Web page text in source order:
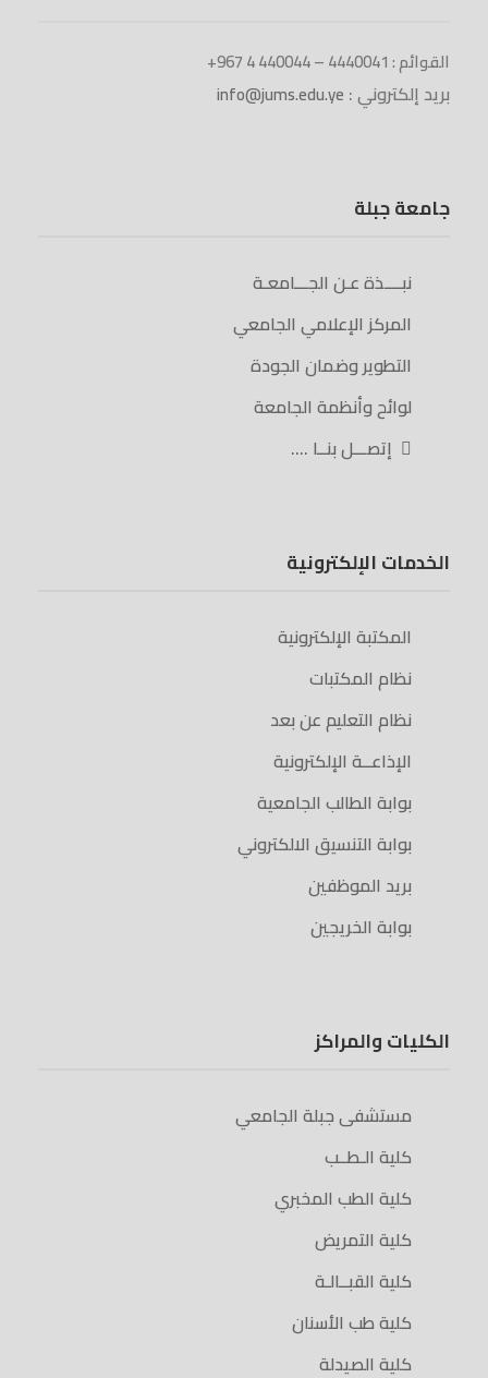
القوائم : 4440041 – 440044 4 967+
بريد إلكتروني : info@jums.edu.ye
جامعة جبلة
نبــــذة عـن الجـــامعـة
المركز الإعلامي الجامعي
التطوير وضمان الجودة
لوائح وأنظمة الجامعة
إتصـــل بنــا ….
الخدمات الإلكترونية
المكتبة الإلكترونية
نظام المكتبات
نظام التعليم عن بعد
الإذاعــة الإلكترونية
بوابة الطالب الجامعية
بوابة التنسيق الالكتروني
بريد الموظفين
بوابة الخريجين
الكليات والمراكز
مستشفى جبلة الجامعي
كلية الـطــب
كلية الطب المخبري
كلية التمريض
كلية القبــالـة
كلية طب الأسنان
كلية الصيدلة